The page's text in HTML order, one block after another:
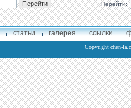
Перейти:
статьи галерея ссылки
Copyright chen-